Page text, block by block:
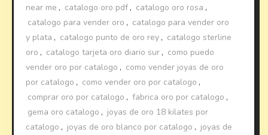
near me , catalogo oro pdf , catalogo oro rosa ,
catalogo para vender oro , catalogo para vender oro
y plata , catalogo punto de oro rey , catalogo sterline
oro , catalogo tarjeta oro diario sur , como puedo
vender oro por catalogo , como vender joyas de oro
por catalogo , como vender oro por catalogo ,
comprar oro por catalogo , fabrica oro por catalogo ,
gema oro catalogo , joyas de oro 18 kilates por
catalogo , joyas de oro blanco por catalogo , joyas de